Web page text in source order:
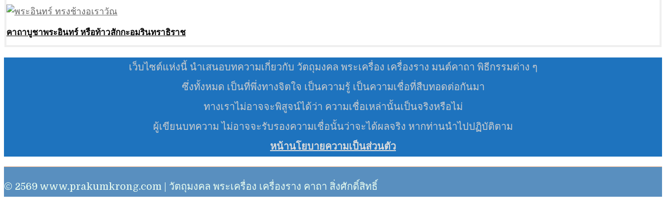
คาถาบูชาพระอินทร์ หรือท้าวสักกะอมรินทราธิราช
เว็บไซต์แห่งนี้ นำเสนอบทความเกี่ยวกับ วัตถุมงคล พระเครื่อง เครื่องราง มนต์คาถา พิธีกรรมต่าง ๆ
ซึ่งทั้งหมด เป็นที่พึ่งทางจิตใจ เป็นความรู้ เป็นความเชื่อที่สืบทอดต่อกันมา
ทางเราไม่อาจจะพิสูจน์ได้ว่า ความเชื่อเหล่านั้นเป็นจริงหรือไม่
ผู้เขียนบทความ ไม่อาจจะรับรองความเชื่อนั้นว่าจะได้ผลจริง หากท่านนำไปปฏิบัติตาม
หน้านโยบายความเป็นส่วนตัว
© 2569 www.prakumkrong.com | วัตถุมงคล พระเครื่อง เครื่องราง คาถา สิ่งศักดิ์สิทธิ์